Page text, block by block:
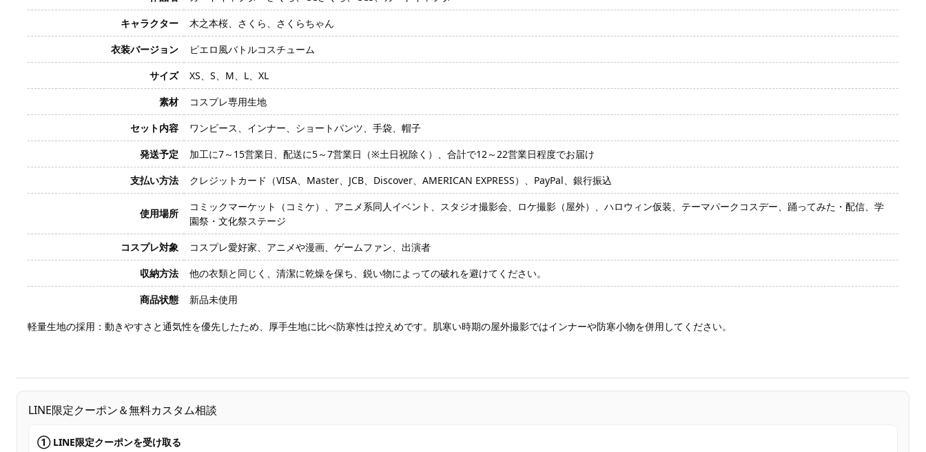
キャラクター
木之本桜、さくら、さくらちゃん
衣装バージョン
ピエロ風バトルコスチューム
サイズ
XS、S、M、L、XL
素材
コスプレ専用生地
セット内容
ワンピース、インナー、ショートパンツ、手袋、帽子
発送予定
加工に7～15営業日、配送に5～7営業日（※土日祝除く）、合計で12～22営業日程度でお届け
支払い方法
クレジットカード（VISA、Master、JCB、Discover、AMERICAN EXPRESS）、PayPal、銀行振込
使用場所
コミックマーケット（コミケ）、アニメ系同人イベント、スタジオ撮影会、ロケ撮影（屋外）、ハロウィン仮装、テーマパークコスデー、踊ってみた・配信、学
園祭・文化祭ステージ
コスプレ対象
コスプレ愛好家、アニメや漫画、ゲームファン、出演者
収納方法
他の衣類と同じく、清潔に乾燥を保ち、鋭い物によっての破れを避けてください。
商品状態
新品未使用
軽量生地の採用：動きやすさと通気性を優先したため、厚手生地に比べ防寒性は控えめです。肌寒い時期の屋外撮影ではインナーや防寒小物を併用してください。
LINE限定クーポン＆無料カスタム相談
① LINE限定クーポンを受け取る